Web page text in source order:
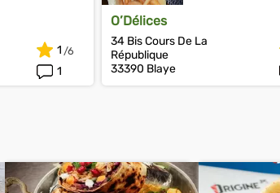
1
1
O’Délices
34 Bis Cours De La
République
33390 Blaye